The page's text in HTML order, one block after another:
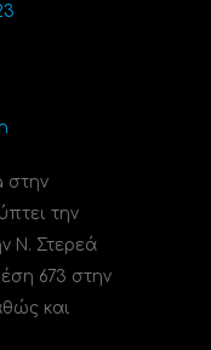
στην
την
Ν. Στερεά
673 στην
και